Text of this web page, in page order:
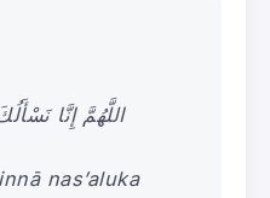
اللَّهُمَّ إِنَّا
nas’aluka